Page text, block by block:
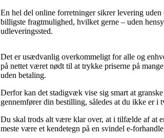
En hel del online forretninger sikrer levering
billigste fragtmulighed, hvilket gerne – uden
udleveringssted.
Det er usædvanlig overkommeligt for alle og
på nettet været nødt til at trykke priserne på
uden betaling.
Derfor kan det stadigvæk vise sig smart at
gennemfører din bestilling, således at du ikke er i
Du skal trods alt være klar over, at i tilfælde af at
meste være et kendetegn på en svindel e-